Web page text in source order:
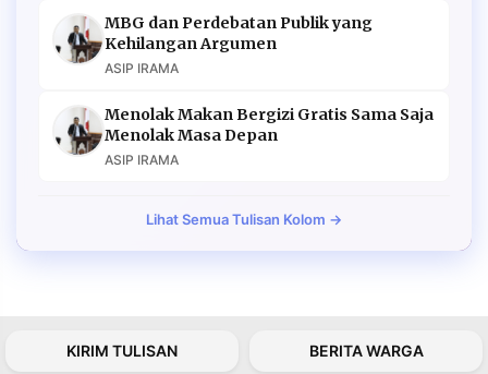
MBG dan Perdebatan Publik yang
Kehilangan Argumen
ASIP IRAMA
Menolak Makan Bergizi Gratis Sama Saja
Menolak Masa Depan
ASIP IRAMA
Lihat Semua Tulisan Kolom →
KIRIM TULISAN BERITA WARGA